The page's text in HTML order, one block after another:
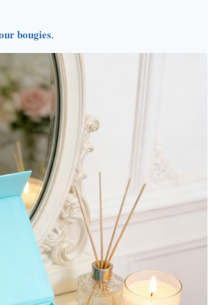
bougies.